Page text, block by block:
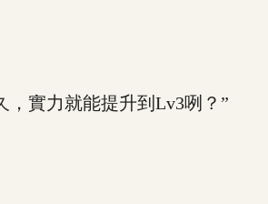
實力就能提升到Lv3咧？”